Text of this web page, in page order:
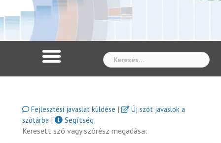
Fejlesztési javaslat küldése |
Új szót javaslok a
szótárba |
Segítség
Keresett szó vagy szórész megadása: